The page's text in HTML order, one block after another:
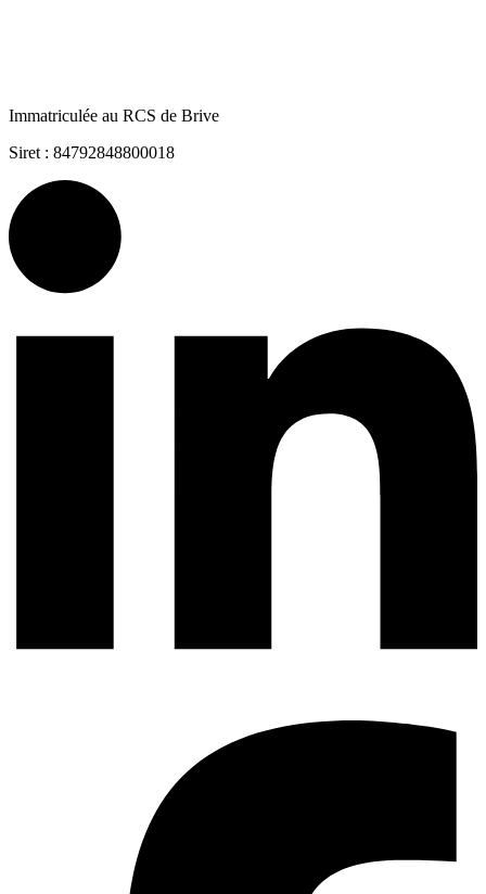
Immatriculée au RCS de Brive
Siret : 84792848800018